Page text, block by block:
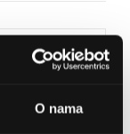
O nama